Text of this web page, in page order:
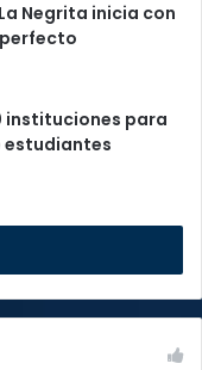
Negrita inicia con
instituciones para
estudiantes